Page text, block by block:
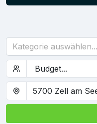
Kategorie auswählen...